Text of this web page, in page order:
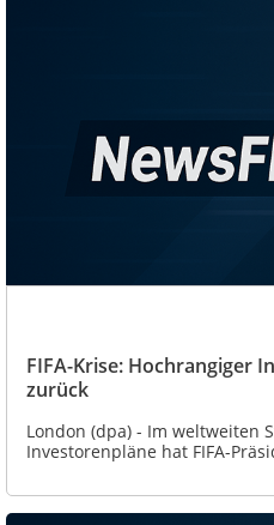
FIFA-Krise: Hochrangiger
zurück
London (dpa) - Im weltweiten
Investorenpläne hat FIFA-